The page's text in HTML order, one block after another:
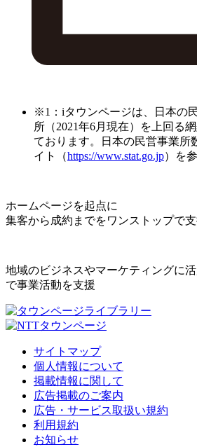
※1：iタウンページは、日本の
所（2021年6月現在）を上回る
ております。日本の民営事業所
イト（https://www.stat.go.jp）を
ホームページを起点に
集客から成約までをワンストップで
地域のビジネスやマーケティングに
で事業活動を支援
サイトマップ
個人情報について
掲載情報に関して
広告掲載のご案内
広告・サービス取扱い規約
利用規約
お知らせ